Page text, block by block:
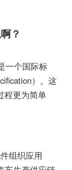
？
一个国际标
）。这
程更为简单
组织应用